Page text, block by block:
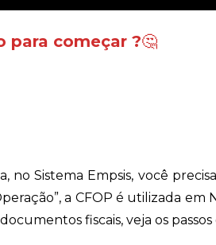
para começar ?🤔
no Sistema Empsis, você
a CFOP é utilizada em
fiscais, veja os